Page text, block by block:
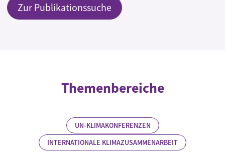
Zur Publikationssuche
Themenbereiche
UN-KLIMAKONFERENZEN
INTERNATIONALE KLIMAZUSAMMENARBEIT